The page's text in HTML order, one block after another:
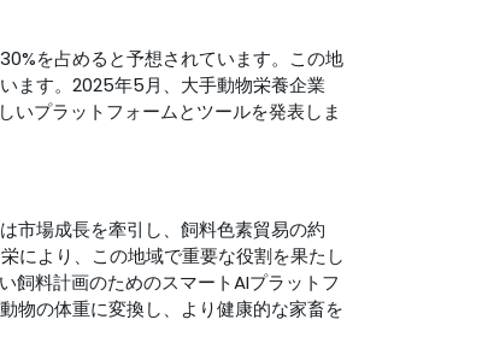
を占めると予想されています。この地
ます。2025年5月、大手動物栄養企業
いプラットフォームとツールを発表しま
市場成長を牽引し、飼料色素貿易の約
により、この地域で重要な役割を果たし
飼料計画のためのスマートAIプラットフ
物の体重に変換し、より健康的な家畜を